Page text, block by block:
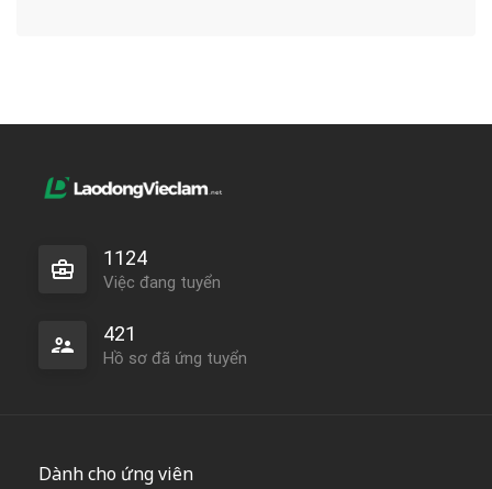
1124
Việc đang tuyển
421
Hồ sơ đã ứng tuyển
Dành cho ứng viên